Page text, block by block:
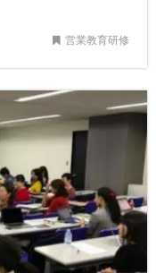
営業教育研修